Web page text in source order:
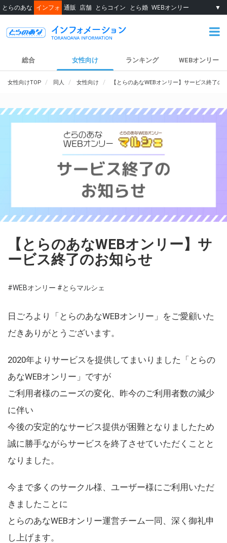
とらのあな インフォ 通販 店舗 とらコイン とら婚 WEBオンリー ▼
総合 女性向け ランキング WEBオンリー
女性向けTOP 同人 女性向け 【とらのあなWEBオンリー】サービス終了の
【とらのあなWEBオンリー】サ
ービス終了のお知らせ
#WEBオンリー #とらマルシェ
日ごろより「とらのあなWEBオンリー」をご愛顧いた
だきありがとうございます。
2020年よりサービスを提供してまいりました「とらの
あなWEBオンリー」ですが
ご利用者様のニーズの変化、昨今のご利用者数の減少
に伴い
今後の安定的なサービス提供が困難となりましたため
誠に勝手ながらサービスを終了させていただくことと
なりました。
今まで多くのサークル様、ユーザー様にご利用いただ
きましたことに
とらのあなWEBオンリー運営チーム一同、深く御礼申
し上げます。